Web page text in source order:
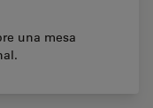
una mesa